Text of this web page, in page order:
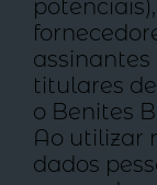
titulares
o Benites
Ao utilizar
dados